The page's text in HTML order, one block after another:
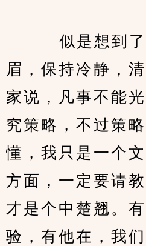
似是想到了
眉，保持冷静，
家说，凡事不能
究策略，不过策
懂，我只是一个
方面，一定要请
才是个中楚翘。
验，有他在，我